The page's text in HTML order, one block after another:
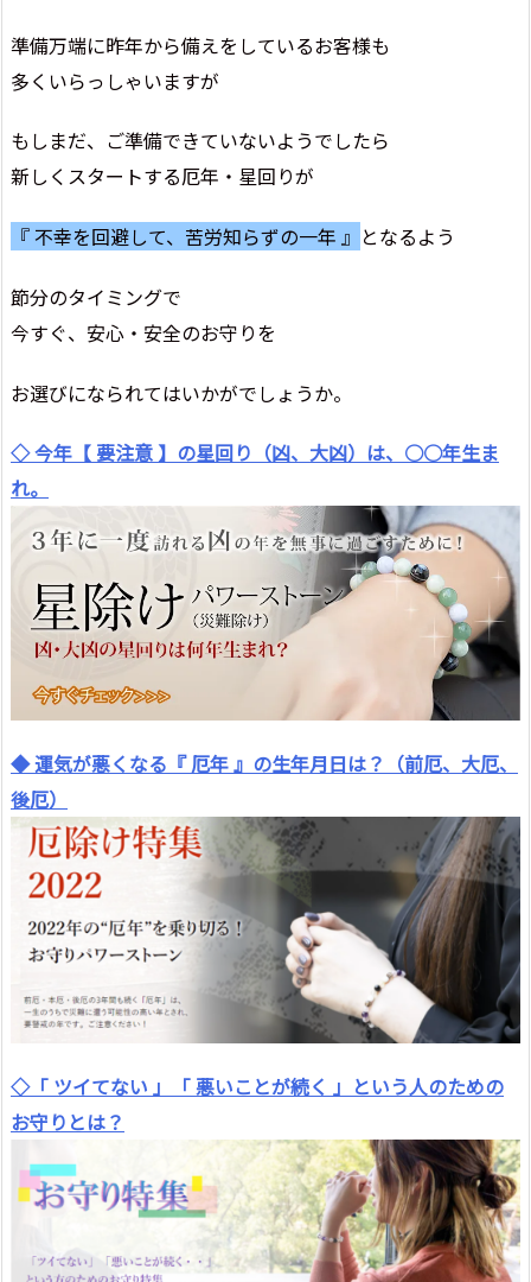
準備万端に昨年から備えをしているお客様も
多くいらっしゃいますが
もしまだ、ご準備できていないようでしたら
新しくスタートする厄年・星回りが
『 不幸を回避して、苦労知らずの一年 』 となるよう
節分のタイミングで
今すぐ、安心・安全のお守りを
お選びになられてはいかがでしょうか。
◇ 今年【 要注意 】の星回り（凶、大凶）は、○○年生ま
れ。
◆ 運気が悪くなる『 厄年 』の生年月日は？（前厄、大厄、
後厄）
◇「 ツイてない 」「 悪いことが続く 」という人のための
お守りとは？